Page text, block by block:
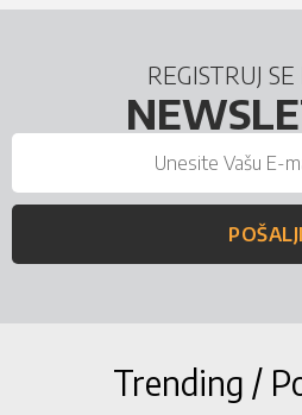
REGISTRUJ
POŠALJI
Trending /